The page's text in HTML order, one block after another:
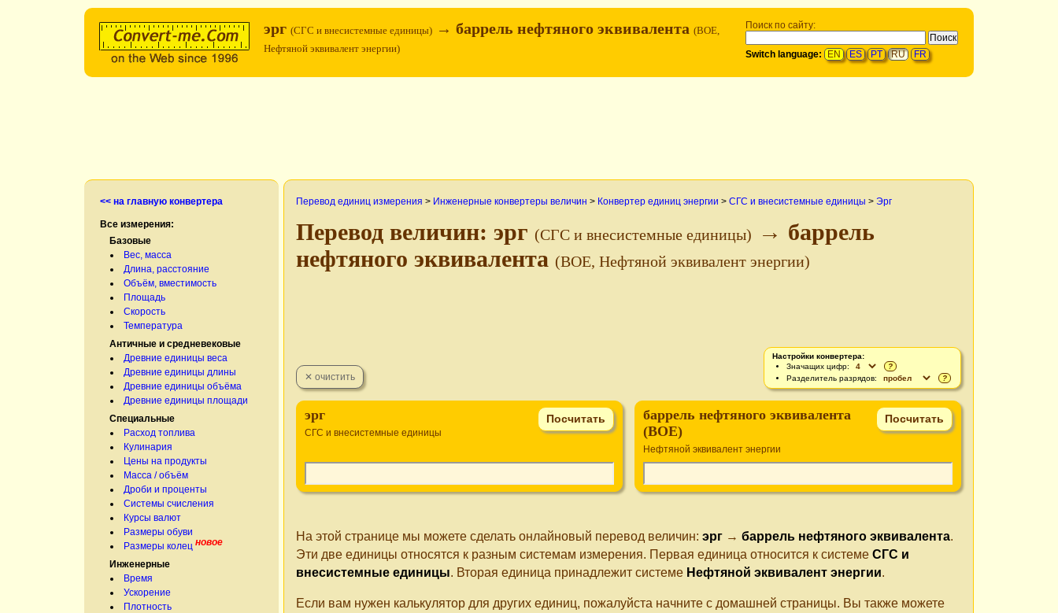
Поиск по сайту:
Switch language: EN ES PT RU FR
эрг (СГС и внесистемные единицы) → баррель нефтяного эквивалента (BOE,
Нефтяной эквивалент энергии)
<< на главную конвертера
Все измерения:
Базовые
Вес, масса
Длина, расстояние
Объём, вместимость
Площадь
Скорость
Температура
Античные и средневековые
Древние единицы веса
Древние единицы длины
Древние единицы объёма
Древние единицы площади
Специальные
Расход топлива
Кулинария
Цены на продукты
Масса / объём
Дроби и проценты
Системы счисления
Курсы валют
Размеры обуви
Размеры колец новое
Инженерные
Время
Ускорение
Плотность
Перевод единиц измерения > Инженерные конвертеры величин > Конвертер единиц энергии > СГС и внесистемные единицы > Эрг
Перевод величин: эрг (СГС и внесистемные единицы)
→ баррель
нефтяного эквивалента (BOE, Нефтяной эквивалент энергии)
Настройки конвертера:
Значащих цифр:
?
Разделитель разрядов:
?
эрг
СГС и внесистемные единицы
баррель нефтяного эквивалента
(BOE)
Нефтяной эквивалент энергии
На этой странице мы можете сделать онлайновый перевод величин: эрг → баррель нефтяного эквивалента.
Эти две единицы относятся к разным системам измерения. Первая единица относится к системе СГС и
внесистемные единицы. Вторая единица принадлежит системе Нефтяной эквивалент энергии.
Если вам нужен калькулятор для других единиц, пожалуйста начните с домашней страницы. Вы также можете